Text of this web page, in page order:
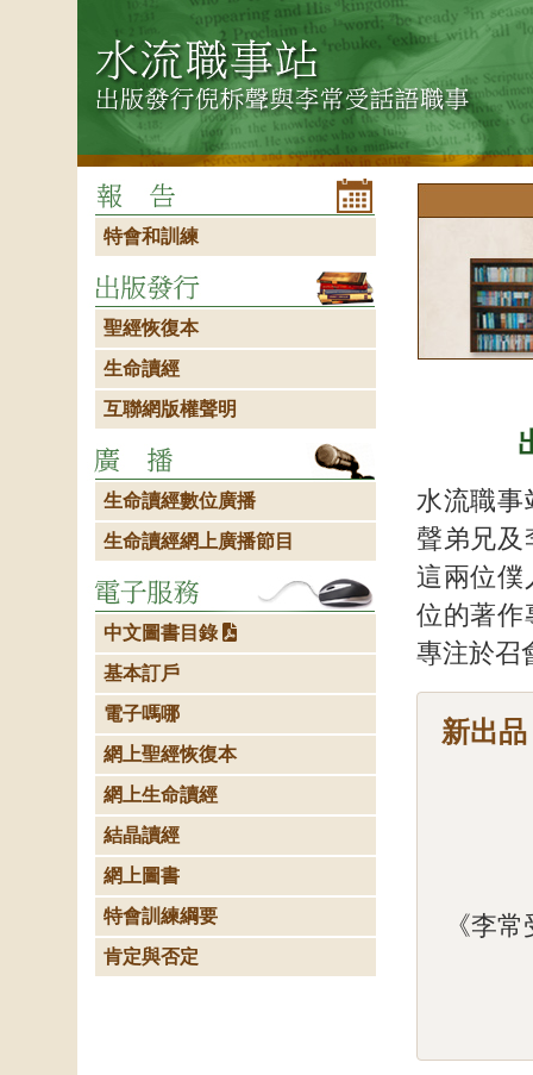
水流職事
聲弟兄及
這兩位僕
位的著作
專注於召
新出
《李
特會和訓練
聖經恢復本
生命讀經
互聯網版權聲明
生命讀經數位廣播
生命讀經網上廣播節目
中文圖書目錄
基本訂戶
電子嗎哪
網上聖經恢復本
網上生命讀經
結晶讀經
網上圖書
特會訓練綱要
肯定與否定